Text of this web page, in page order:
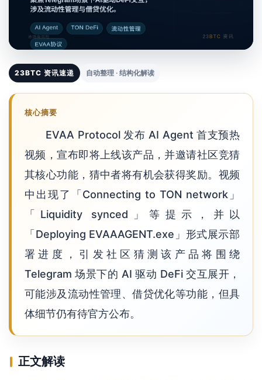
23BTC 资讯速递 自动整理 · 结构化解读
核心摘要
EVAA Protocol 发布 AI Agent 首支预热
视频，宣布即将上线该产品，并邀请社区竞猜
其核心功能，猜中者将有机会获得奖励。视频
中出现了「Connecting to TON network」
「Liquidity synced」等提示，并以
「Deploying EVAAAGENT.exe」形式展示部
署进度，引发社区猜测该产品将围绕
Telegram 场景下的 AI 驱动 DeFi 交互展开，
可能涉及流动性管理、借贷优化等功能，但具
体细节仍有待官方公布。
正文解读